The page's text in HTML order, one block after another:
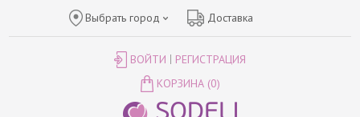
Выбрать город Доставка
ВОЙТИ
РЕГИСТРАЦИЯ
КОРЗИНА (0)